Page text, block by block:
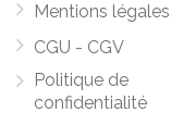
Mentions légales
CGU - CGV
Politique de
confidentialité